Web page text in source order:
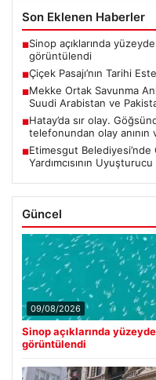
Son Eklenen Haberler
■Sinop açıklarında
görüntülendi
■Çiçek Pasajı’nın Tarihi
■Mekke Ortak Savunma
Suudi Arabistan ve
■Hatay’da sır olay.
telefonundan olay anının
■Etimesgut Belediyesi’nde
Yardımcısının
Güncel
09/08/2026
Sinop açıklarında
görüntülendi